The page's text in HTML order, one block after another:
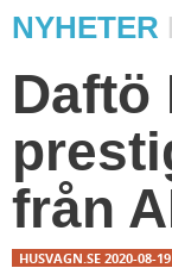
NYHETER
Daftö
från
HUSVAGN.SE 2020-08-19